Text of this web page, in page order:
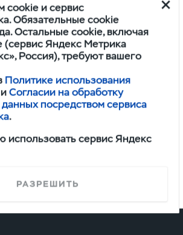
cookie и сервис
Обязательные cookie
Остальные cookie, включая
(сервис Яндекс Метрика
Россия), требуют вашего
Политике использования
иСогласии на обработку
посредством сервиса
.
использовать сервис Яндекс
РАЗРЕШИТЬ